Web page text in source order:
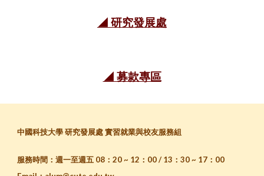
◢ 研究發展處
◢ 募款專區
中國科技大學 研究發展處 實習就業與校友服務組
服務時間：週一至週五 08：20 ~ 12：00 / 13：30 ~ 17：00